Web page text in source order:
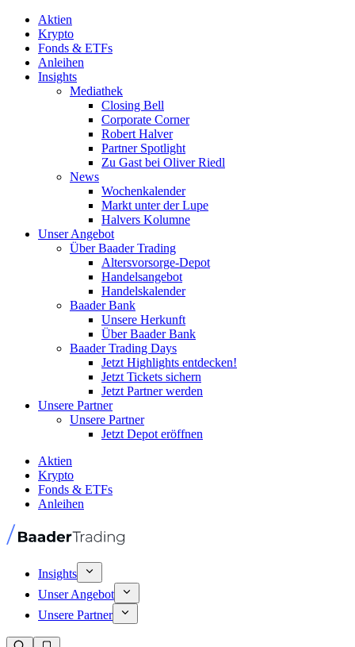
Aktien
Krypto
Fonds & ETFs
Anleihen
Insights
Mediathek
Closing Bell
Corporate Corner
Robert Halver
Partner Spotlight
Zu Gast bei Oliver Riedl
News
Wochenkalender
Markt unter der Lupe
Halvers Kolumne
Unser Angebot
Über Baader Trading
Altersvorsorge-Depot
Handelsangebot
Handelskalender
Baader Bank
Unsere Herkunft
Über Baader Bank
Baader Trading Days
Jetzt Highlights entdecken!
Jetzt Tickets sichern
Jetzt Partner werden
Unsere Partner
Unsere Partner
Jetzt Depot eröffnen
Aktien
Krypto
Fonds & ETFs
Anleihen
Insights
Unser Angebot
Unsere Partner